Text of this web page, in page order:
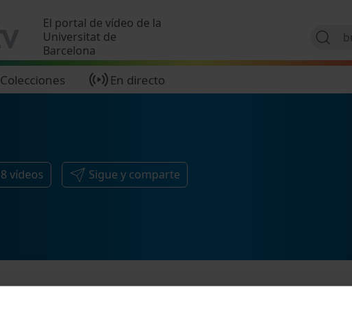
El portal de vídeo de la
Universitat de
Barcelona
Colecciones En directo
8 vídeos Sigue y comparte